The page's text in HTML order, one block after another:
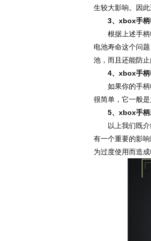
生较大影响。因
3、xbox手柄
根据上述手柄电
电池寿命这个问
池，而且还能防
4、xbox手柄
如果你的手柄电
很简单，它一般
5、xbox手柄
以上我们既介绍
有一个重要的影
为过度使用而造成